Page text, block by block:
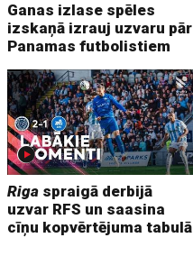
Ganas izlase spēles
izskaņā izrauj uzvaru pār
Panamas futbolistiem
Riga spraigā derbijā
uzvar RFS un saasina
cīņu kopvērtējuma tabulā